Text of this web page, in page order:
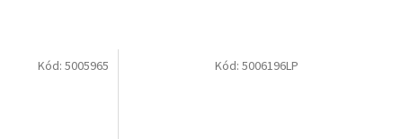
Kód:5005965 Kód: 5006196LP